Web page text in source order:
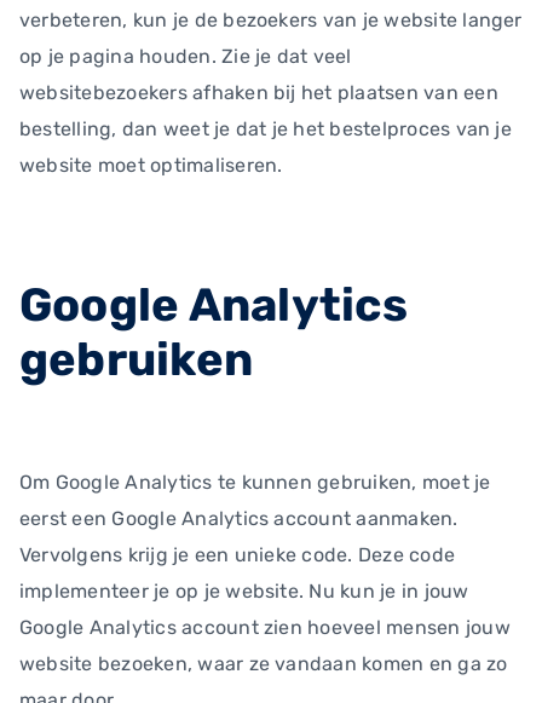
verbeteren, kun je de bezoekers van je website langer
op je pagina houden. Zie je dat veel
websitebezoekers afhaken bij het plaatsen van een
bestelling, dan weet je dat je het bestelproces van je
website moet optimaliseren.
Google Analytics
gebruiken
Om Google Analytics te kunnen gebruiken, moet je
eerst een Google Analytics account aanmaken.
Vervolgens krijg je een unieke code. Deze code
implementeer je op je website. Nu kun je in jouw
Google Analytics account zien hoeveel mensen jouw
website bezoeken, waar ze vandaan komen en ga zo